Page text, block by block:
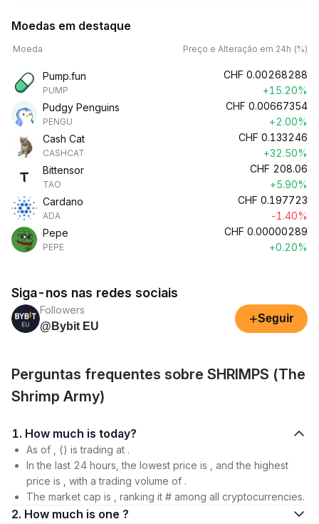
Moedas em destaque
Moeda Preço e Alteração em 24h (%)
Pump.fun
PUMP
CHF 0.00268288
+15.20%
Pudgy Penguins
PENGU
CHF 0.00667354
+2.00%
Cash Cat
CASHCAT
CHF 0.133246
+32.50%
Bittensor
TAO
CHF 208.06
+5.90%
Cardano
ADA
CHF 0.197723
-1.40%
Pepe
PEPE
CHF 0.00000289
+0.20%
Siga-nos nas redes sociais
Followers
@Bybit EU
+Seguir
Perguntas frequentes sobre SHRIMPS (The
Shrimp Army)
1. How much is today?
As of , () is trading at .
In the last 24 hours, the lowest price is , and the highest
price is , with a trading volume of .
The market cap is , ranking it # among all cryptocurrencies.
2. How much is one ?